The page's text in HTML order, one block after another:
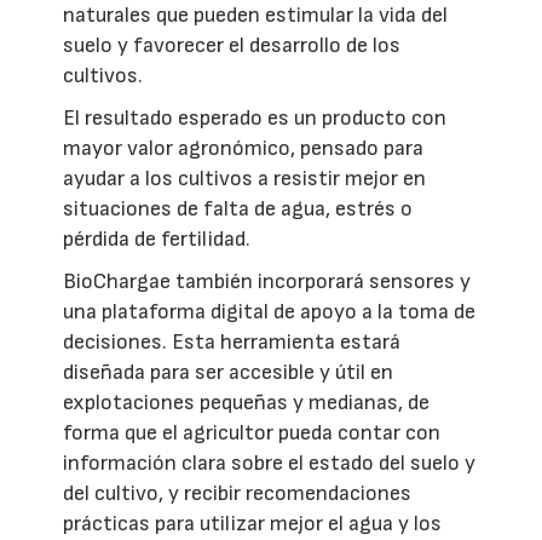
naturales que pueden estimular la vida del
suelo y favorecer el desarrollo de los
cultivos.
El resultado esperado es un producto con
mayor valor agronómico, pensado para
ayudar a los cultivos a resistir mejor en
situaciones de falta de agua, estrés o
pérdida de fertilidad.
BioChargae también incorporará sensores y
una plataforma digital de apoyo a la toma de
decisiones. Esta herramienta estará
diseñada para ser accesible y útil en
explotaciones pequeñas y medianas, de
forma que el agricultor pueda contar con
información clara sobre el estado del suelo y
del cultivo, y recibir recomendaciones
prácticas para utilizar mejor el agua y los